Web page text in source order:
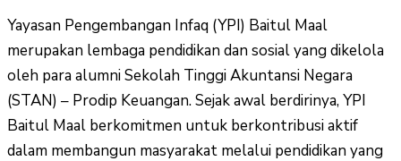
Yayasan Pengembangan Infaq (YPI) Baitul Maal
merupakan lembaga pendidikan dan sosial yang dikelola
oleh para alumni Sekolah Tinggi Akuntansi Negara
(STAN) – Prodip Keuangan. Sejak awal berdirinya, YPI
Baitul Maal berkomitmen untuk berkontribusi aktif
dalam membangun masyarakat melalui pendidikan yang